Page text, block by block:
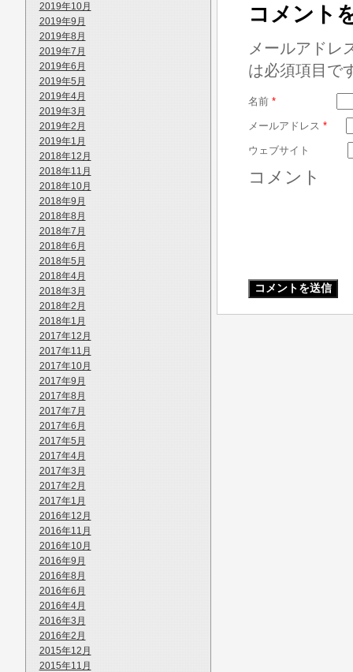
2019年10月
2019年9月
2019年8月
2019年7月
2019年6月
2019年5月
2019年4月
2019年3月
2019年2月
2019年1月
2018年12月
2018年11月
2018年10月
2018年9月
2018年8月
2018年7月
2018年6月
2018年5月
2018年4月
2018年3月
2018年2月
2018年1月
2017年12月
2017年11月
2017年10月
2017年9月
2017年8月
2017年7月
2017年6月
2017年5月
2017年4月
2017年3月
2017年2月
2017年1月
2016年12月
2016年11月
2016年10月
2016年9月
2016年8月
2016年6月
2016年4月
2016年3月
2016年2月
2015年12月
2015年11月
コメント
メールアドレ
は必須項目で
名前 *
メールアドレス *
ウェブサイト
コメント